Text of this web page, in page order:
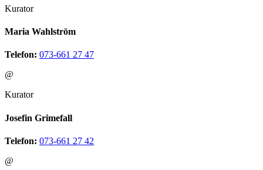
Kurator
Maria Wahlström
Telefon: 073-661 27 47
@
Kurator
Josefin Grimefall
Telefon: 073-661 27 42
@